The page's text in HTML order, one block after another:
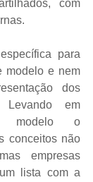
com
para
modelo e nem
dos
Levando em
modelo o
conceitos não
empresas
lista com a